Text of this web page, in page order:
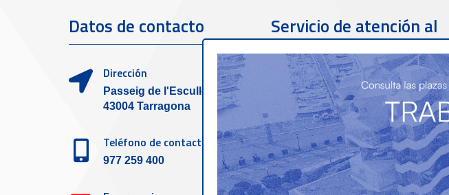
Datos de contacto
Dirección
Passeig de l'Escullera s/n,
43004 Tarragona
Teléfono de contacto
977 259 400
Servicio de atención al
cliente
Teléfono de contacto
977 259 462
Email de contacto
sac@porttarragona.cat